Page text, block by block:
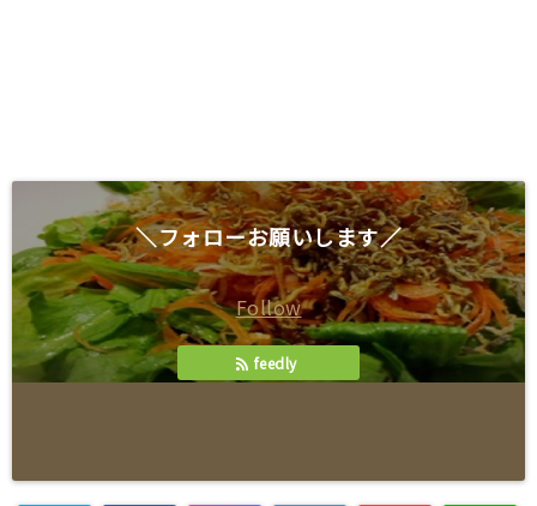
＼フォローお願いします／
Follow
feedly